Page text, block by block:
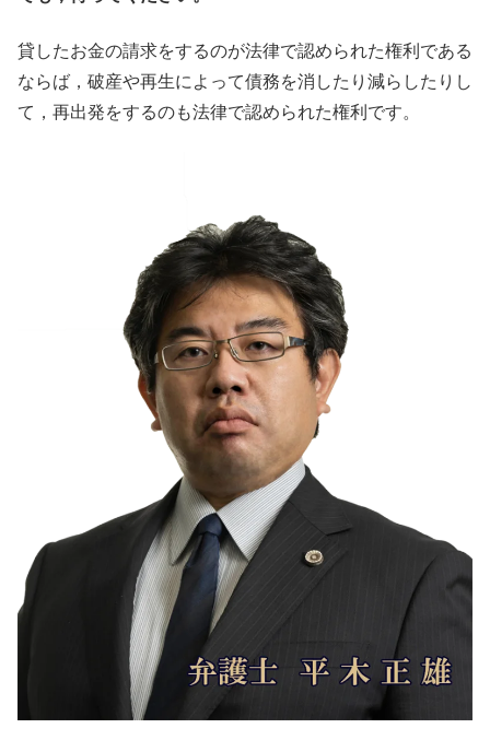
貸したお金の請求をするのが法律で認められた権利である
ならば，破産や再生によって債務を消したり減らしたりし
て，再出発をするのも法律で認められた権利です。